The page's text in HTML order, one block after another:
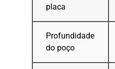
placa
Profundidade
do poço